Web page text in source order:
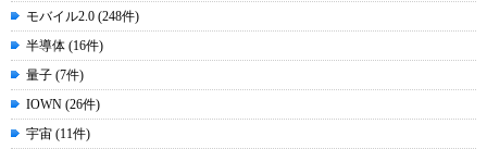
モバイル2.0 (248件)
半導体 (16件)
量子 (7件)
IOWN (26件)
宇宙 (11件)